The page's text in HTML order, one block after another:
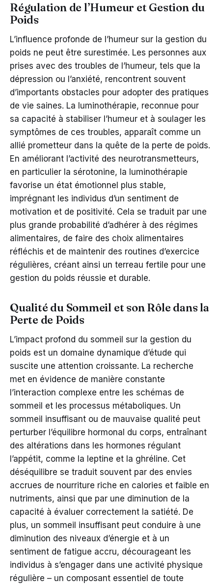
Régulation de l’Humeur et Gestion du
Poids
L’influence profonde de l’humeur sur la gestion du
poids ne peut être surestimée. Les personnes aux
prises avec des troubles de l’humeur, tels que la
dépression ou l’anxiété, rencontrent souvent
d’importants obstacles pour adopter des pratiques
de vie saines. La luminothérapie, reconnue pour
sa capacité à stabiliser l’humeur et à soulager les
symptômes de ces troubles, apparaît comme un
allié prometteur dans la quête de la perte de poids.
En améliorant l’activité des neurotransmetteurs,
en particulier la sérotonine, la luminothérapie
favorise un état émotionnel plus stable,
imprégnant les individus d’un sentiment de
motivation et de positivité. Cela se traduit par une
plus grande probabilité d’adhérer à des régimes
alimentaires, de faire des choix alimentaires
réfléchis et de maintenir des routines d’exercice
régulières, créant ainsi un terreau fertile pour une
gestion du poids réussie et durable.
Qualité du Sommeil et son Rôle dans la
Perte de Poids
L’impact profond du sommeil sur la gestion du
poids est un domaine dynamique d’étude qui
suscite une attention croissante. La recherche
met en évidence de manière constante
l’interaction complexe entre les schémas de
sommeil et les processus métaboliques. Un
sommeil insuffisant ou de mauvaise qualité peut
perturber l’équilibre hormonal du corps, entraînant
des altérations dans les hormones régulant
l’appétit, comme la leptine et la ghréline. Cet
déséquilibre se traduit souvent par des envies
accrues de nourriture riche en calories et faible en
nutriments, ainsi que par une diminution de la
capacité à évaluer correctement la satiété. De
plus, un sommeil insuffisant peut conduire à une
diminution des niveaux d’énergie et à un
sentiment de fatigue accru, décourageant les
individus à s’engager dans une activité physique
régulière – un composant essentiel de toute